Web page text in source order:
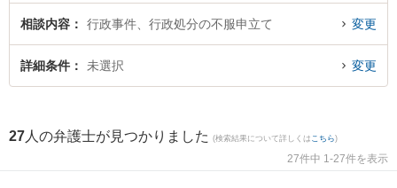
『京都府で土日や夜間に発生した行政処分の不服申立てのトラブルを今すぐに
弁護士に相談したい』『行政処分の不服申立てのトラブル解決の実績豊富な近
くの弁護士を検索したい』『初回相談無料で行政処分の不服申立てを法律相談
相談内容 行政事件、行政処分の不服申立て 変更
詳細条件 未選択 変更
27 人の弁護士が見つかりました (検索結果について詳しくは こちら)
27件中 1-27件を表示